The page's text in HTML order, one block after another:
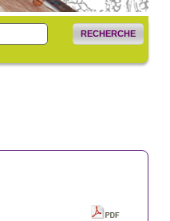
RECHERCHE